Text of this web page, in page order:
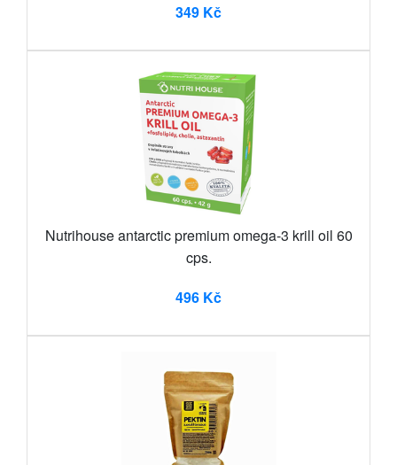
349 Kč
Nutrihouse antarctic premium omega-3 krill oil 60
cps.
496 Kč